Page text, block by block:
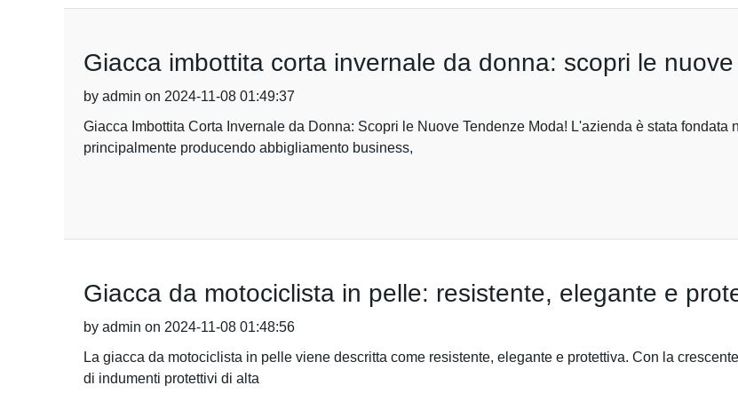
Giacca imbottita corta invernale da donna: scopri le
by admin on 2024-11-08 01:49:37
Giacca Imbottita Corta Invernale da Donna: Scopri le Nuove Tendenze Moda! L'azienda è stata
principalmente producendo abbigliamento business,
Giacca da motociclista in pelle: resistente, elegante e
by admin on 2024-11-08 01:48:56
La giacca da motociclista in pelle viene descritta come resistente, elegante e protettiva. Con la
di indumenti protettivi di alta